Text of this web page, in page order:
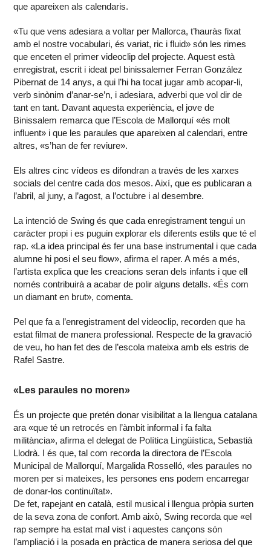
que apareixen als calendaris.
«Tu que vens adesiara a voltar per Mallorca, t’hauràs fixat
amb el nostre vocabulari, és variat, ric i fluid» són les rimes
que enceten el primer videoclip del projecte. Aquest està
enregistrat, escrit i ideat pel binissalemer Ferran González
Pibernat de 14 anys, a qui l’hi ha tocat jugar amb acopar-li,
verb sinònim d’anar-se’n, i adesiara, adverbi que vol dir de
tant en tant. Davant aquesta experiència, el jove de
Binissalem remarca que l’Escola de Mallorquí «és molt
influent» i que les paraules que apareixen al calendari, entre
altres, «s’han de fer reviure».
Els altres cinc vídeos es difondran a través de les xarxes
socials del centre cada dos mesos. Així, que es publicaran a
l’abril, al juny, a l’agost, a l’octubre i al desembre.
La intenció de Swing és que cada enregistrament tengui un
caràcter propi i es puguin explorar els diferents estils que té el
rap. «La idea principal és fer una base instrumental i que cada
alumne hi posi el seu flow», afirma el raper. A més a més,
l’artista explica que les creacions seran dels infants i que ell
només contribuirà a acabar de polir alguns detalls. «És com
un diamant en brut», comenta.
Pel que fa a l’enregistrament del videoclip, recorden que ha
estat filmat de manera professional. Respecte de la gravació
de veu, ho han fet des de l’escola mateixa amb els estris de
Rafel Sastre.
«Les paraules no moren»
És un projecte que pretén donar visibilitat a la llengua catalana
ara «que té un retrocés en l’àmbit informal i fa falta
militància», afirma el delegat de Política Lingüística, Sebastià
Llodrà. I és que, tal com recorda la directora de l’Escola
Municipal de Mallorquí, Margalida Rosselló, «les paraules no
moren per si mateixes, les persones ens podem encarregar
de donar-los continuïtat».
De fet, rapejant en català, estil musical i llengua pròpia surten
de la seva zona de confort. Amb això, Swing recorda que «el
rap sempre ha estat mal vist i aquestes cançons són
l’ampliació i la posada en pràctica de manera seriosa del que